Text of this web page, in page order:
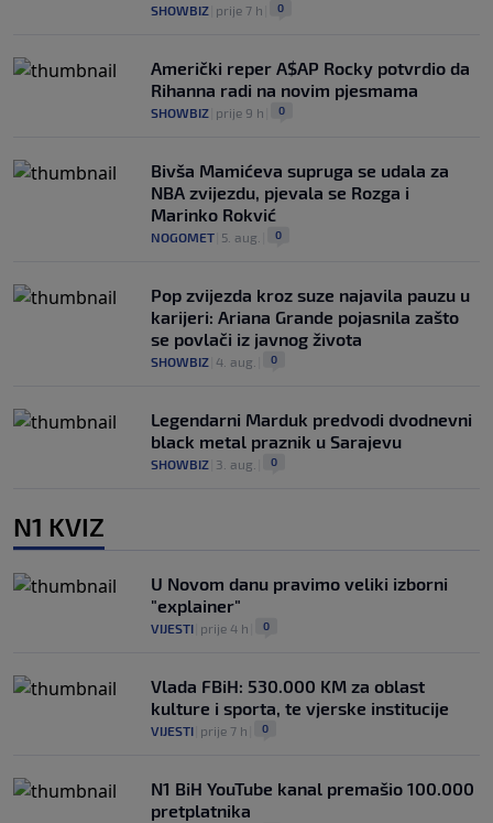
SHOWBIZ prije 7 h 0
Američki reper A$AP Rocky potvrdio da
Rihanna radi na novim pjesmama
SHOWBIZ prije 9 h 0
Bivša Mamićeva supruga se udala za
NBA zvijezdu, pjevala se Rozga i
Marinko Rokvić
NOGOMET 5. aug. 0
Pop zvijezda kroz suze najavila pauzu u
karijeri: Ariana Grande pojasnila zašto
se povlači iz javnog života
SHOWBIZ 4. aug. 0
Legendarni Marduk predvodi dvodnevni
black metal praznik u Sarajevu
SHOWBIZ 3. aug. 0
N1 KVIZ
U Novom danu pravimo veliki izborni
"explainer"
VIJESTI prije 4 h 0
Vlada FBiH: 530.000 KM za oblast
kulture i sporta, te vjerske institucije
VIJESTI prije 7 h 0
N1 BiH YouTube kanal premašio 100.000
pretplatnika